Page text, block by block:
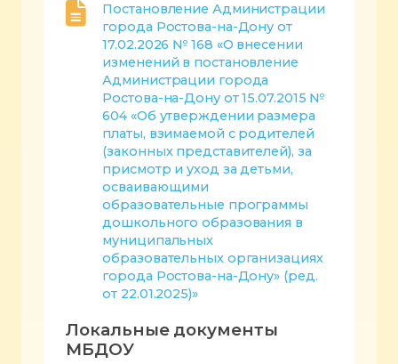
Постановление Администрации
города Ростова-на-Дону от
17.02.2026 № 168 «О внесении
изменений в постановление
Администрации города
Ростова-на-Дону от 15.07.2015 №
604 «Об утверждении размера
платы, взимаемой с родителей
(законных представителей), за
присмотр и уход за детьми,
осваивающими
образовательные программы
дошкольного образования в
муниципальных
образовательных организациях
города Ростова-на-Дону» (ред.
от 22.01.2025)»
Локальные документы
МБДОУ